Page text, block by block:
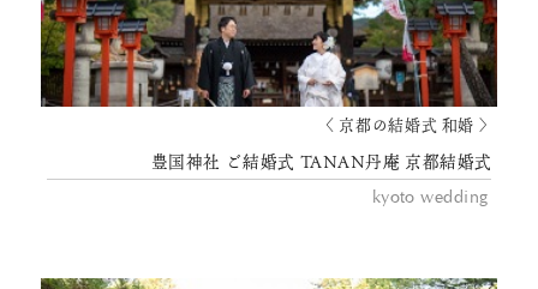
〈 京都の結婚式 和婚 〉
豊国神社 ご結婚式 TANAN丹庵 京都結婚式
kyoto wedding